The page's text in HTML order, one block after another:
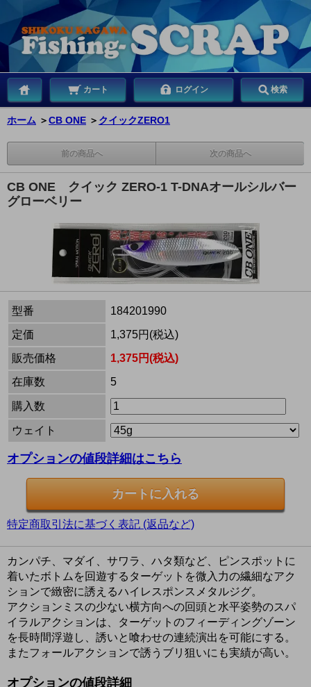
カート ログイン 検索
ホーム ＞CB ONE ＞ クイックZERO1
前の商品へ 次の商品へ
CB ONE クイック ZERO-1 T-DNAオールシルバー
グローベリー
型番
184201990
定価
1,375円(税込)
販売価格
1,375円(税込)
在庫数
5
購入数
ウェイト
オプションの値段詳細はこちら
特定商取引法に基づく表記 (返品など)
カンパチ、マダイ、サワラ、ハタ類など、ピンスポットに
着いたボトムを回遊するターゲットを微入力の繊細なアク
ションで緻密に誘えるハイレスポンスメタルジグ。
アクションミスの少ない横方向への回頭と水平姿勢のスパ
イラルアクションは、ターゲットのフィーディングゾーン
を長時間浮遊し、誘いと喰わせの連続演出を可能にする。
またフォールアクションで誘うブリ狙いにも実績が高い。
オプションの値段詳細